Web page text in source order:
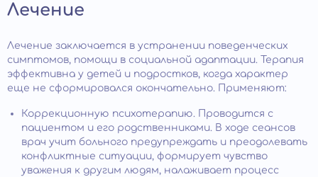
Лечение
Лечение заключается в устранении поведенческих
симптомов, помощи в социальной адаптации. Терапия
эффективна у детей и подростков, когда характер
еще не сформировался окончательно. Применяют:
Коррекционную психотерапию. Проводится с
пациентом и его родственниками. В ходе сеансов
врач учит больного предупреждать и преодолевать
конфликтные ситуации, формирует чувство
уважения к другим людям, налаживает процесс